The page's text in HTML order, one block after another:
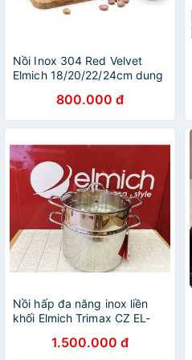
Nồi Inox 304 Red Velvet
Elmich 18/20/22/24cm dung
hành 65 tháng800.000 đ
Nồi hấp đa năng inox liền
khối Elmich Trimax CZ EL-
1.500.000 đ